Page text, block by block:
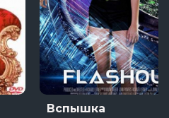
Вспышка